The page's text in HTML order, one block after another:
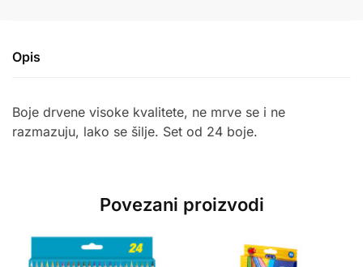
Opis
Boje drvene visoke kvalitete, ne mrve se i ne
razmazuju, lako se šilje. Set od 24 boje.
Povezani proizvodi